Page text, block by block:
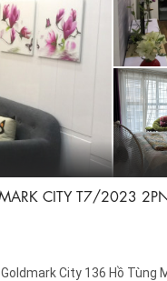
CITY T7/2023
City 136 Hồ Tùng